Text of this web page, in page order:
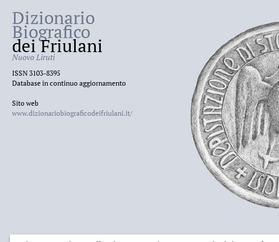
Dizionario
Biografico
dei Friulani
Nuovo Liruti
ISSN 3103-8395
Database in continuo aggiornamento
Sito web
www.dizionariobiograficodeifriulani.it/